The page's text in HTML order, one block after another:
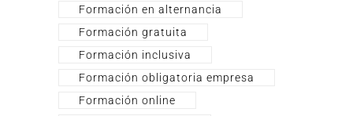
Formación en alternancia
Formación gratuita
Formación inclusiva
Formación obligatoria empresa
Formación online